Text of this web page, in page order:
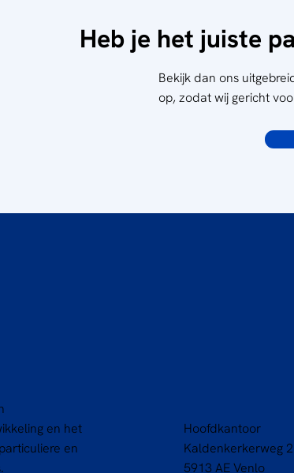
Heb je het juiste
Bekijk dan ons
op, zodat wij gericht
en het
en
Hoofdkantoor
Kaldenkerkerweg
5913 AE Venlo